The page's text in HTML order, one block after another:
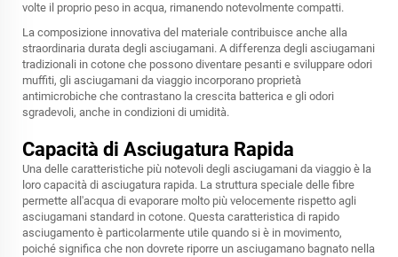
volte il proprio peso in acqua, rimanendo notevolmente compatti.
La composizione innovativa del materiale contribuisce anche alla
straordinaria durata degli asciugamani. A differenza degli asciugamani
tradizionali in cotone che possono diventare pesanti e sviluppare odori
muffiti, gli asciugamani da viaggio incorporano proprietà
antimicrobiche che contrastano la crescita batterica e gli odori
sgradevoli, anche in condizioni di umidità.
Capacità di Asciugatura Rapida
Una delle caratteristiche più notevoli degli asciugamani da viaggio è la
loro capacità di asciugatura rapida. La struttura speciale delle fibre
permette all'acqua di evaporare molto più velocemente rispetto agli
asciugamani standard in cotone. Questa caratteristica di rapido
asciugamento è particolarmente utile quando si è in movimento,
poiché significa che non dovrete riporre un asciugamano bagnato nella